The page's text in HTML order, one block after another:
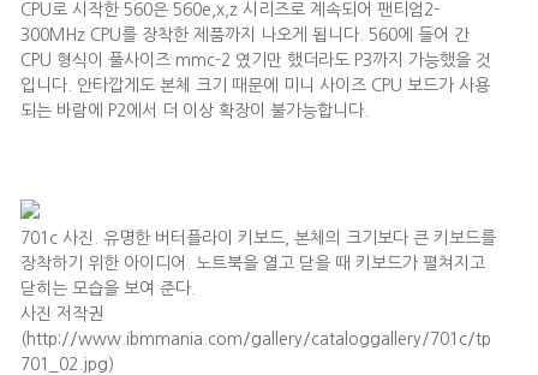
CPU로 시작한 560은 560e,x,z 시리즈로 계속되어 팬티엄2-
300MHz CPU를 장착한 제품까지 나오게 됩니다. 560에 들어 간
CPU 형식이 풀사이즈 mmc-2 였기만 했더라도 P3까지 가능했을 것
입니다. 안타깝게도 본체 크기 때문에 미니 사이즈 CPU 보드가 사용
되는 바람에 P2에서 더 이상 확장이 불가능합니다.
701c 사진. 유명한 버터플라이 키보드, 본체의 크기보다 큰 키보드를
장착하기 위한 아이디어. 노트북을 열고 닫을 때 키보드가 펼쳐지고
닫히는 모습을 보여 준다.
사진 저작권
(http://www.ibmmania.com/gallery/cataloggallery/701c/tp
701_02.jpg)